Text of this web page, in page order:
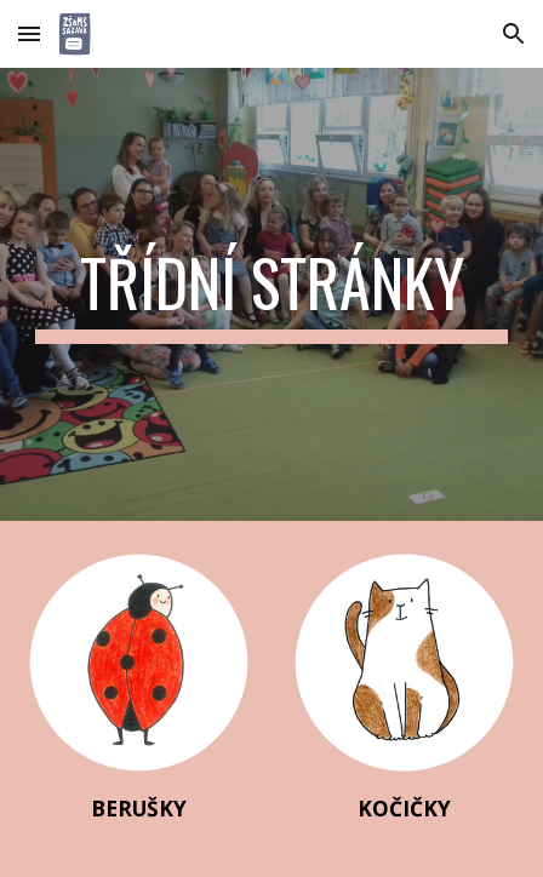
Skip to main content Skip to navigation
TŘÍDNÍ STRÁNKY
BERUŠKY KOČIČKY